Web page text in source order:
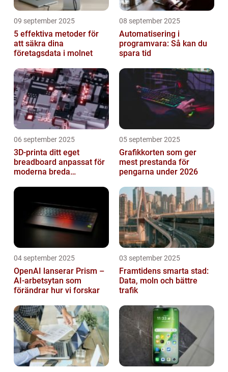
09 september 2025
5 effektiva metoder för
att säkra dina
företagsdata i molnet
08 september 2025
Automatisering i
programvara: Så kan du
spara tid
06 september 2025
3D-printa ditt eget
breadboard anpassat för
moderna breda
05 september 2025
Grafikkorten som ger
mest prestanda för
pengarna under 2026
04 september 2025
OpenAI lanserar Prism –
AI-arbetsytan som
förändrar hur vi forskar
03 september 2025
Framtidens smarta stad:
Data, moln och bättre
trafik